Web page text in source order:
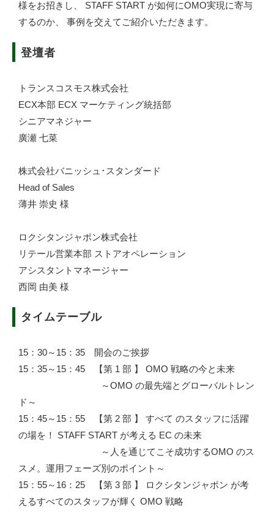
様をお招きし、 STAFF START が如何にOMO実現に寄与
するのか、 事例を交えてご紹介いただきます。
登壇者
トランスコスモス株式会社
ECX本部 ECX マーケティング統括部
シニアマネジャー
廣瀬 七菜
株式会社バニッシュ･スタンダード
Head of Sales
薄井 崇史 様
ロクシタンジャポン株式会社
リテール営業本部 ストアオペレーション
アシスタントマネージャー
西岡 由美 様
タイムテーブル
15：30～15：35 開会のご挨拶
15：35～15：45 【第 1 部 】 OMO 戦略の今と未来
～OMO の最先端とグローバルトレン
ド～
15：45～15：55 【第 2 部 】 すべて のスタッフに活躍
の場を！ STAFF START が考える EC の未来
～人を通じてこそ成功するOMO のス
スメ。運用フェーズ別のポイント～
15：55～16：25 【第 3 部 】 ロクシタンジャポン が考
えるすべてのスタッフが輝く OMO 戦略